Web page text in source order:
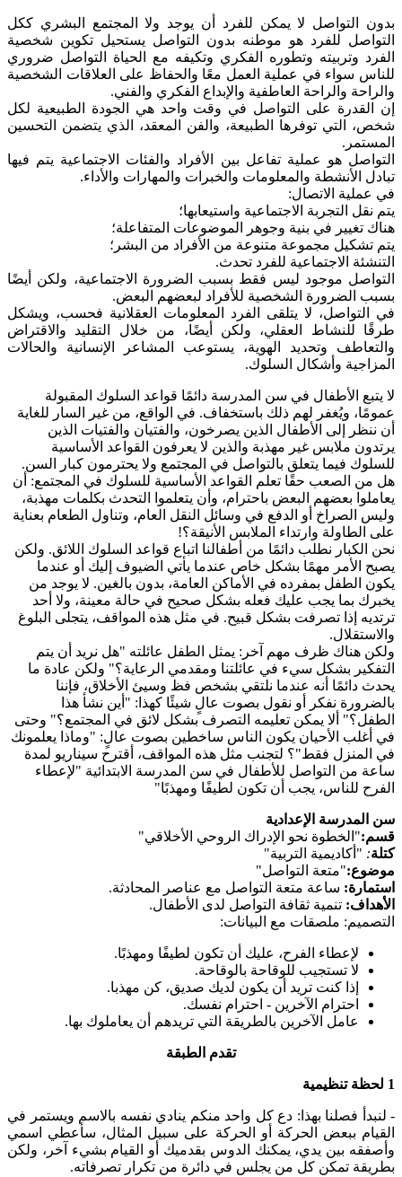
بدون التواصل لا يمكن للفرد أن يوجد ولا المجتمع البشري ككل
التواصل للفرد هو موطنه بدون التواصل يستحيل تكوين شخصية
الفرد وتربيته وتطوره الفكري وتكيفه مع الحياة التواصل ضروري
للناس سواء في عملية العمل معًا والحفاظ على العلاقات الشخصية
والراحة والراحة العاطفية والإبداع الفكري والفني.
إن القدرة على التواصل في وقت واحد هي الجودة الطبيعية لكل
شخص، التي توفرها الطبيعة، والفن المعقد، الذي يتضمن التحسين
المستمر.
التواصل هو عملية تفاعل بين الأفراد والفئات الاجتماعية يتم فيها
تبادل الأنشطة والمعلومات والخبرات والمهارات والأداء.
في عملية الاتصال:
يتم نقل التجربة الاجتماعية واستيعابها؛
هناك تغيير في بنية وجوهر الموضوعات المتفاعلة؛
يتم تشكيل مجموعة متنوعة من الأفراد من البشر؛
التنشئة الاجتماعية للفرد تحدث.
التواصل موجود ليس فقط بسبب الضرورة الاجتماعية، ولكن أيضًا
بسبب الضرورة الشخصية للأفراد لبعضهم البعض.
في التواصل، لا يتلقى الفرد المعلومات العقلانية فحسب، ويشكل
طرقًا للنشاط العقلي، ولكن أيضًا، من خلال التقليد والاقتراض
والتعاطف وتحديد الهوية، يستوعب المشاعر الإنسانية والحالات
المزاجية وأشكال السلوك.
لا يتبع الأطفال في سن المدرسة دائمًا قواعد السلوك المقبولة
عمومًا، ويُغفر لهم ذلك باستخفاف. في الواقع، من غير السار للغاية
أن ننظر إلى الأطفال الذين يصرخون، والفتيان والفتيات الذين
يرتدون ملابس غير مهذبة والذين لا يعرفون القواعد الأساسية
للسلوك فيما يتعلق بالتواصل في المجتمع ولا يحترمون كبار السن.
هل من الصعب حقًا تعلم القواعد الأساسية للسلوك في المجتمع: أن
يعاملوا بعضهم البعض باحترام، وأن يتعلموا التحدث بكلمات مهذبة،
وليس الصراخ أو الدفع في وسائل النقل العام، وتناول الطعام بعناية
على الطاولة وارتداء الملابس الأنيقة؟!
نحن الكبار نطلب دائمًا من أطفالنا اتباع قواعد السلوك اللائق. ولكن
يصبح الأمر مهمًا بشكل خاص عندما يأتي الضيوف إليك أو عندما
يكون الطفل بمفرده في الأماكن العامة، بدون بالغين. لا يوجد من
يخبرك بما يجب عليك فعله بشكل صحيح في حالة معينة، ولا أحد
ترتديه إذا تصرفت بشكل قبيح. في مثل هذه المواقف، يتجلى البلوغ
والاستقلال.
ولكن هناك ظرف مهم آخر: يمثل الطفل عائلته "هل نريد أن يتم
التفكير بشكل سيء في عائلتنا ومقدمي الرعاية؟" ولكن عادة ما
يحدث دائمًا أنه عندما نلتقي بشخص فظ وسيئ الأخلاق، فإننا
بالضرورة نفكر أو نقول بصوت عالٍ شيئًا كهذا: "أين نشأ هذا
الطفل؟" ألا يمكن تعليمه التصرف بشكل لائق في المجتمع؟" وحتى
في أغلب الأحيان يكون الناس ساخطين بصوت عالٍ: "وماذا يعلمونك
في المنزل فقط"؟ لتجنب مثل هذه المواقف، أقترح سيناريو لمدة
ساعة من التواصل للأطفال في سن المدرسة الابتدائية "لإعطاء
الفرح للناس، يجب أن تكون لطيفًا ومهذبًا"
سن المدرسة الإعدادية
قسم:"الخطوة نحو الإدراك الروحي الأخلاقي"
كتلة: "أكاديمية التربية"
موضوع:"متعة التواصل"
استمارة: ساعة متعة التواصل مع عناصر المحادثة.
الأهداف: تنمية ثقافة التواصل لدى الأطفال.
التصميم: ملصقات مع البيانات:
لإعطاء الفرح، عليك أن تكون لطيفًا ومهذبًا.
لا تستجيب للوقاحة بالوقاحة.
إذا كنت تريد أن يكون لديك صديق، كن مهذبا.
احترام الآخرين - احترام نفسك.
عامل الآخرين بالطريقة التي تريدهم أن يعاملوك بها.
تقدم الطبقة
1 لحظة تنظيمية
- لنبدأ فصلنا بهذا: دع كل واحد منكم ينادي نفسه بالاسم ويستمر في
القيام ببعض الحركة أو الحركة على سبيل المثال، سأعطي اسمي
وأصفقه بين يدي، يمكنك الدوس بقدميك أو القيام بشيء آخر، ولكن
بطريقة تمكن كل من يجلس في دائرة من تكرار تصرفاته.